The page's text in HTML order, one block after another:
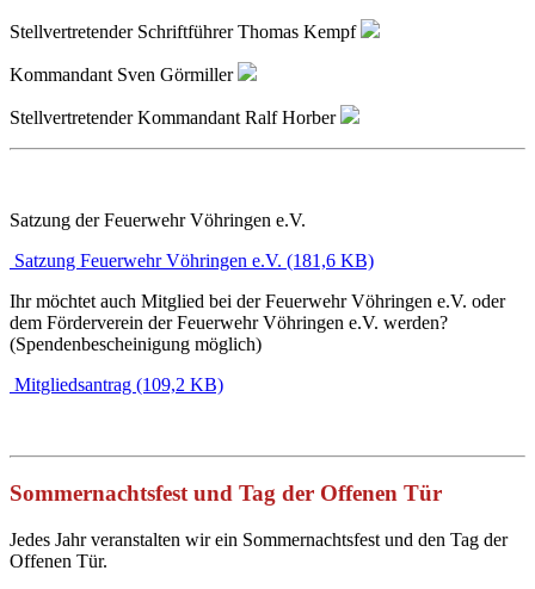
Stellvertretender Schriftführer Thomas Kempf
Kommandant Sven Görmiller
Stellvertretender Kommandant Ralf Horber
Satzung der Feuerwehr Vöhringen e.V.
Satzung Feuerwehr Vöhringen e.V. (181,6 KB)
Ihr möchtet auch Mitglied bei der Feuerwehr Vöhringen e.V. oder
dem Förderverein der Feuerwehr Vöhringen e.V. werden?
(Spendenbescheinigung möglich)
Mitgliedsantrag (109,2 KB)
Sommernachtsfest und Tag der Offenen Tür
Jedes Jahr veranstalten wir ein Sommernachtsfest und den Tag der
Offenen Tür.